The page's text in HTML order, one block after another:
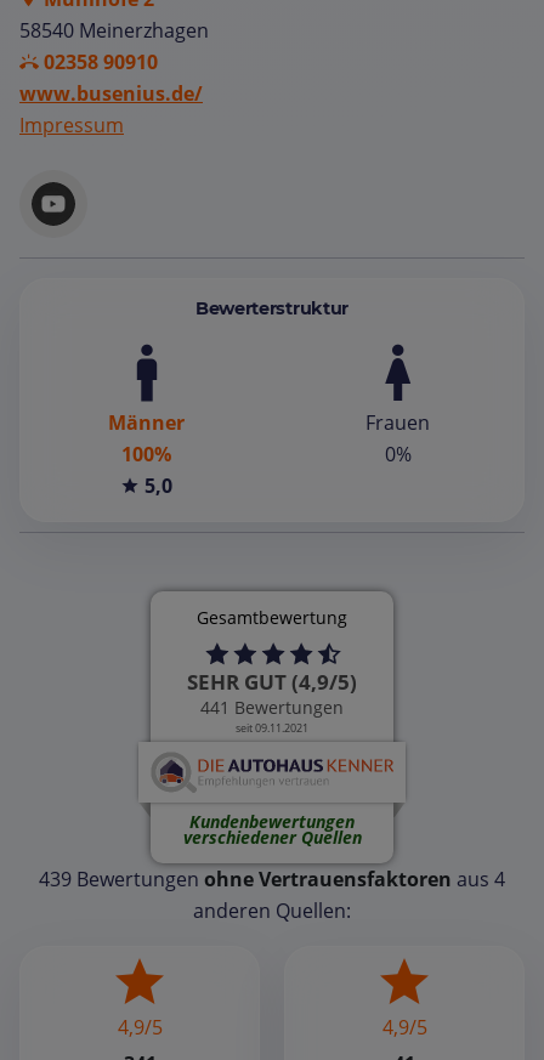
58540 Meinerzhagen
02358 90910
www.busenius.de/
Impressum
Bewerterstruktur
Männer
100%
5,0
Frauen
0%
Gesamtbewertung
SEHR GUT (4,9/5)
441 Bewertungen
seit 09.11.2021
Kundenbewertungen
verschiedener Quellen
439 Bewertungen ohne Vertrauensfaktoren aus 4
anderen Quellen:
4,9/5
4,9/5